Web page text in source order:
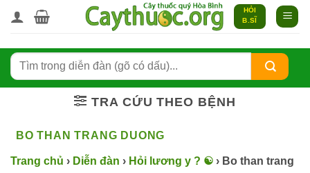
qua
dung
HỎI
B.SĨ
TRA CỨU THEO BỆNH
BO THAN TRANG DUONG
Trang chủ › Diễn đàn › Hỏi lương y ? ☯️ › Bo than trang